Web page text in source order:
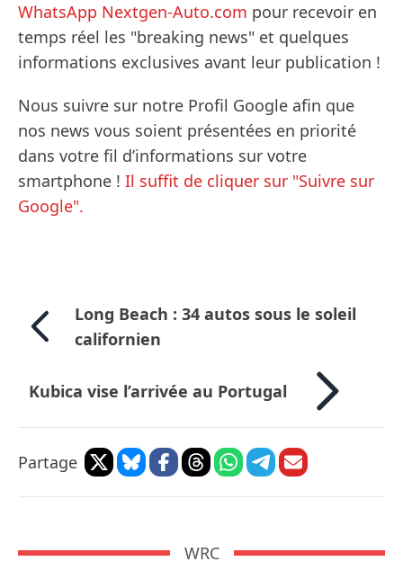
WhatsApp Nextgen-Auto.com pour recevoir en
temps réel les "breaking news" et quelques
informations exclusives avant leur publication !
Nous suivre sur notre Profil Google afin que
nos news vous soient présentées en priorité
dans votre fil d’informations sur votre
smartphone ! Il suffit de cliquer sur "Suivre sur
Google".
Long Beach : 34 autos sous le soleil
californien
Kubica vise l’arrivée au Portugal
Partage
WRC